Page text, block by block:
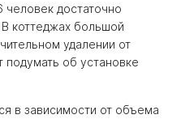
достаточно
коттеджах большой
удалении от
подумать об установке
в зависимости от объема